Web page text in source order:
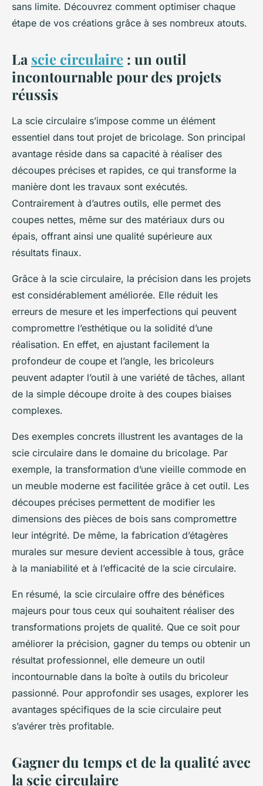
sans limite. Découvrez comment optimiser chaque
étape de vos créations grâce à ses nombreux atouts.
La scie circulaire : un outil
incontournable pour des projets
réussis
La scie circulaire s’impose comme un élément
essentiel dans tout projet de bricolage. Son principal
avantage réside dans sa capacité à réaliser des
découpes précises et rapides, ce qui transforme la
manière dont les travaux sont exécutés.
Contrairement à d’autres outils, elle permet des
coupes nettes, même sur des matériaux durs ou
épais, offrant ainsi une qualité supérieure aux
résultats finaux.
Grâce à la scie circulaire, la précision dans les projets
est considérablement améliorée. Elle réduit les
erreurs de mesure et les imperfections qui peuvent
compromettre l’esthétique ou la solidité d’une
réalisation. En effet, en ajustant facilement la
profondeur de coupe et l’angle, les bricoleurs
peuvent adapter l’outil à une variété de tâches, allant
de la simple découpe droite à des coupes biaises
complexes.
Des exemples concrets illustrent les avantages de la
scie circulaire dans le domaine du bricolage. Par
exemple, la transformation d’une vieille commode en
un meuble moderne est facilitée grâce à cet outil. Les
découpes précises permettent de modifier les
dimensions des pièces de bois sans compromettre
leur intégrité. De même, la fabrication d’étagères
murales sur mesure devient accessible à tous, grâce
à la maniabilité et à l’efficacité de la scie circulaire.
En résumé, la scie circulaire offre des bénéfices
majeurs pour tous ceux qui souhaitent réaliser des
transformations projets de qualité. Que ce soit pour
améliorer la précision, gagner du temps ou obtenir un
résultat professionnel, elle demeure un outil
incontournable dans la boîte à outils du bricoleur
passionné. Pour approfondir ses usages, explorer les
avantages spécifiques de la scie circulaire peut
s’avérer très profitable.
Gagner du temps et de la qualité avec
la scie circulaire